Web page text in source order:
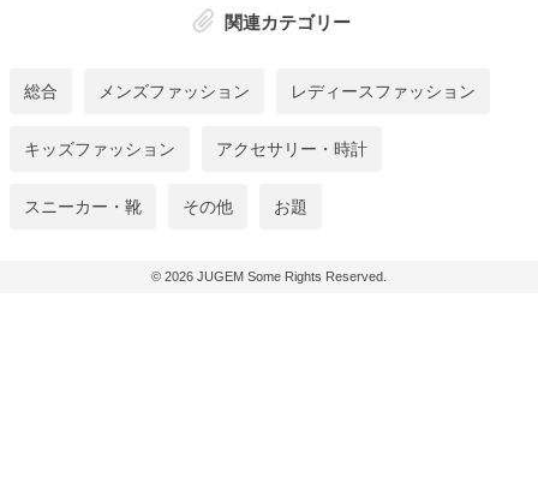
関連カテゴリー
総合 メンズファッション レディースファッション
キッズファッション アクセサリー・時計
スニーカー・靴 その他 お題
© 2026 JUGEM Some Rights Reserved.